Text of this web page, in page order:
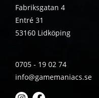
Fabriksgatan 4
Entré 31
53160 Lidköping
0705 - 19 02 74
info@gamemaniacs.se